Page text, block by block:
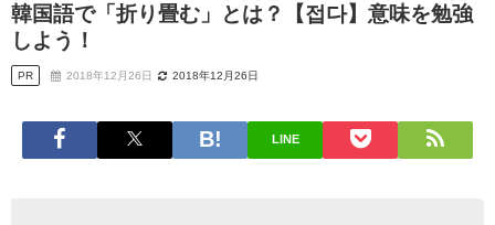
韓国語で「折り畳む」とは？【접다】意味を勉強
しよう！
PR 2018年12月26日 2018年12月26日
LINE